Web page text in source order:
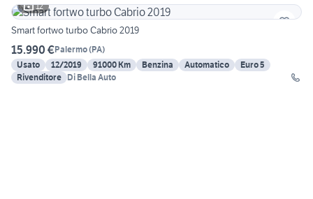
12
Smart fortwo turbo Cabrio 2019
15.990 €Palermo(PA)
Usato
12/2019 91000 Km Benzina Automatico
Euro 5
Rivenditore Di Bella Auto